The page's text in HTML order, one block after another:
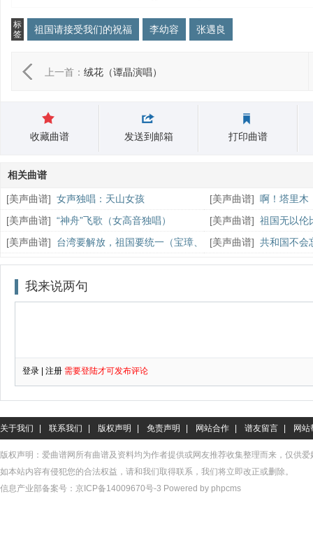
标
签
祖国请接受我们的祝福 李幼容 张遇良
上一首： 绒花（谭晶演唱）
收藏曲谱 发送到邮箱 打印曲谱
相关曲谱
[美声曲谱] 女声独唱：天山女孩 [美声曲谱] 啊！塔里木
[美声曲谱] “神舟”飞歌（女高音独唱） [美声曲谱] 祖国无以伦
[美声曲谱]
台湾要解放，祖国要统一（宝璋、
大鸣曲 李幼容词）
[美声曲谱] 共和国不会
和国不会忘记》主题歌）
关于我们 联系我们 版权声明 免责声明 网站合作 谱友留言 网站
版权声明：爱曲谱网所有曲谱及资料均为作者提供或网友推荐收集整理而来，仅供
如本站内容有侵犯您的合法权益，请和我们取得联系，我们将立即改正或删除。
信息产业部备案号： 京ICP备14009670号-3 Powered by phpcms